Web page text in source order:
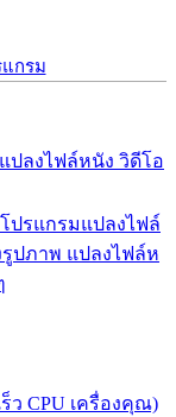
กรม
แปลงไฟล์หนัง วิดีโอ
โปรแกรมแปลงไฟล์
ปภาพ แปลงไฟล์ห
ว CPU เครื่องคุณ)